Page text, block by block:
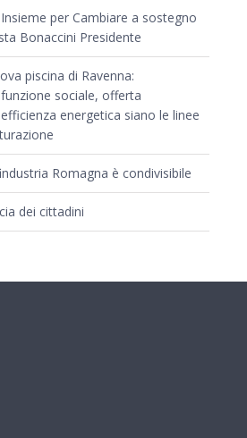
per Cambiare a sostegno
Bonaccini Presidente
piscina di Ravenna:
sociale, offerta
energetica siano le linee
Romagna è condivisibile
dei cittadini